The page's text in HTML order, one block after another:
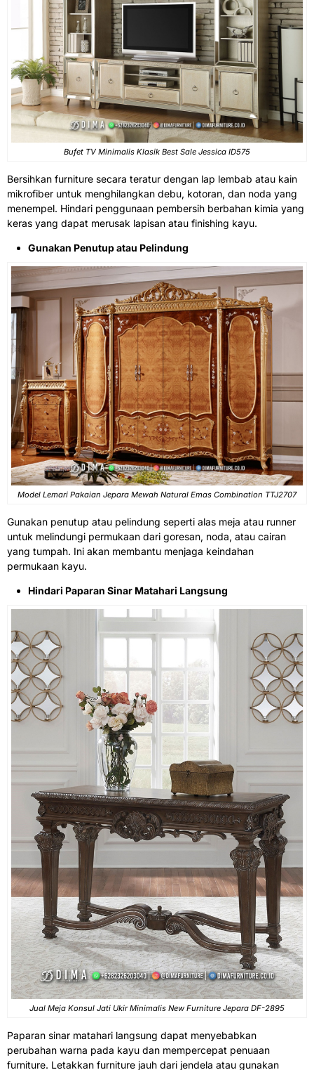
Bufet TV Minimalis Klasik Best Sale Jessica ID575
Bersihkan furniture secara teratur dengan lap lembab atau kain
mikrofiber untuk menghilangkan debu, kotoran, dan noda yang
menempel. Hindari penggunaan pembersih berbahan kimia yang
keras yang dapat merusak lapisan atau finishing kayu.
Gunakan Penutup atau Pelindung
Model Lemari Pakaian Jepara Mewah Natural Emas Combination TTJ2707
Gunakan penutup atau pelindung seperti alas meja atau runner
untuk melindungi permukaan dari goresan, noda, atau cairan
yang tumpah. Ini akan membantu menjaga keindahan
permukaan kayu.
Hindari Paparan Sinar Matahari Langsung
Jual Meja Konsul Jati Ukir Minimalis New Furniture Jepara DF-2895
Paparan sinar matahari langsung dapat menyebabkan
perubahan warna pada kayu dan mempercepat penuaan
furniture. Letakkan furniture jauh dari jendela atau gunakan